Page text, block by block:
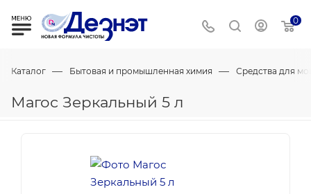
0
Каталог — Бытовая и промышленная химия — Средства для
Магос Зеркальный 5 л